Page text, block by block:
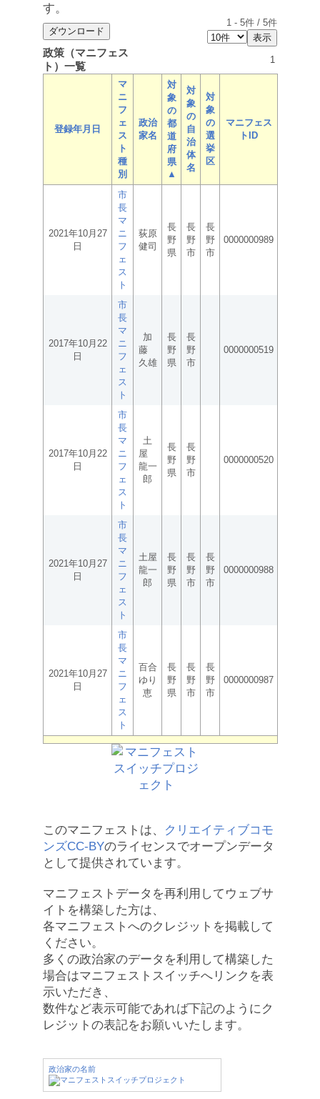
す。
1 - 5件 / 5件
政策（マニフェス
ト）一覧
1
登録年月日
マ
ニ
フ
ェ
ス
ト
種
別
政治
家名
対
象
の
都
道
府
県
▲
対
象
の
自
治
体
名
対
象
の
選
挙
区
マニフェス
トID
2021年10月27
日
市
長
マ
ニ
フ
ェ
ス
ト
荻原
健司
長
野
県
長
野
市
長
野
市
0000000989
2017年10月22
日
市
長
マ
ニ
フ
ェ
ス
ト
加
藤
久雄
長
野
県
長
野
市
0000000519
2017年10月22
日
市
長
マ
ニ
フ
ェ
ス
ト
土
屋
龍一
郎
長
野
県
長
野
市
0000000520
2021年10月27
日
市
長
マ
ニ
フ
ェ
ス
ト
土屋
龍一
郎
長
野
県
長
野
市
長
野
市
0000000988
2021年10月27
日
市
長
マ
ニ
フ
ェ
ス
ト
百合
ゆり
恵
長
野
県
長
野
市
長
野
市
0000000987
このマニフェストは、
クリエイティブコモ
ンズCC-BYのライセンスでオープンデータ
として提供されています。
マニフェストデータを再利用してウェブサ
イトを構築した方は、
各マニフェストへのクレジットを掲載して
ください。
多くの政治家のデータを利用して構築した
場合はマニフェストスイッチへリンクを表
示いただき、
数件など表示可能であれば下記のようにク
レジットの表記をお願いいたします。
政治家の名前